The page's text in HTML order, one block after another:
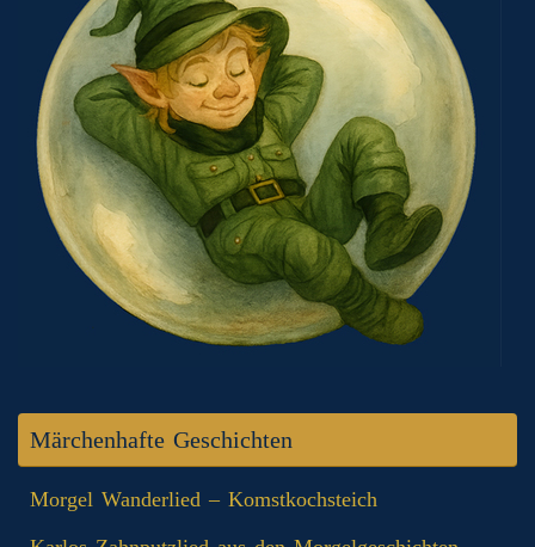
Märchenhafte Geschichten
Morgel Wanderlied – Komstkochsteich